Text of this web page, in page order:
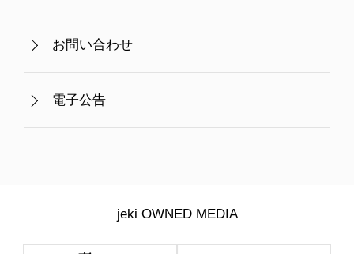
お問い合わせ
電子公告
jeki OWNED MEDIA